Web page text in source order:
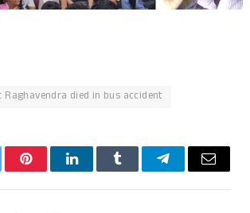
died in bus accident
PinterestLinkedInTumblr TelegramEmail